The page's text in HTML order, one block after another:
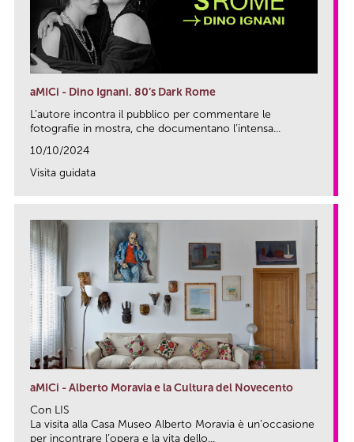
aMICi - Dino Ignani. 80’s Dark Rome
L’autore incontra il pubblico per commentare le
fotografie in mostra, che documentano l’intensa...
10/10/2024
Visita guidata
aMICi - Alberto Moravia e la Cultura del Novecento
Con LIS
La visita alla Casa Museo Alberto Moravia è un’occasione
per incontrare l’opera e la vita dello...